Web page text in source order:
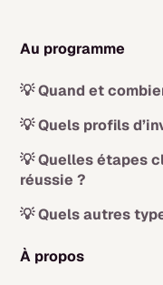
Au programme
💡 Quand et
💡 Quels profils
💡 Quelles étapes
réussie ?
💡 Quels autres
À propos